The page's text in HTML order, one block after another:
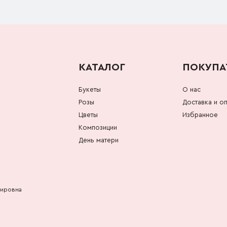
КАТАЛОГ
Букеты
Розы
Цветы
Композиции
День матери
О нас
Доставка и
Избранное